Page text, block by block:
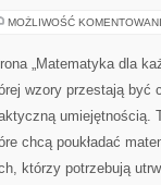
MOŻLIWOŚĆ
„Matematyka dla
wzory przestają być
umiejętnością.
chcą poukładać
którzy potrzebują